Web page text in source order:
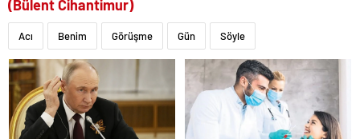
(Bülent Cihantimur)
Acı Benim Görüşme Gün Söyle